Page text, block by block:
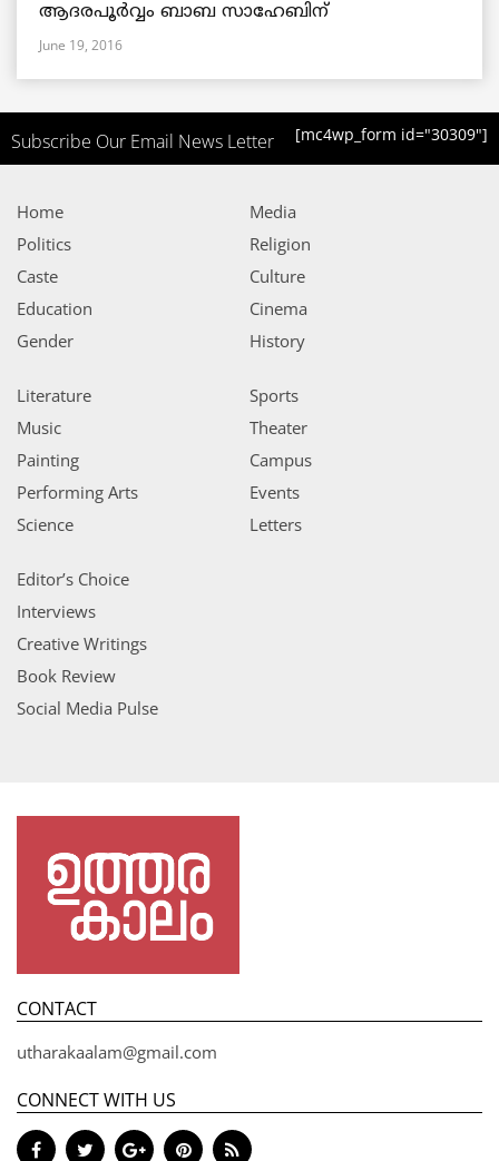
ആദരപൂര്‍വ്വം ബാബ സാഹേബിന്
June 19, 2016
Subscribe Our Email News Letter [mc4wp_form id="30309"]
Home
Politics
Caste
Education
Gender
Media
Religion
Culture
Cinema
History
Literature
Music
Painting
Performing Arts
Science
Sports
Theater
Campus
Events
Letters
Editor’s Choice
Interviews
Creative Writings
Book Review
Social Media Pulse
CONTACT
utharakaalam@gmail.com
CONNECT WITH US